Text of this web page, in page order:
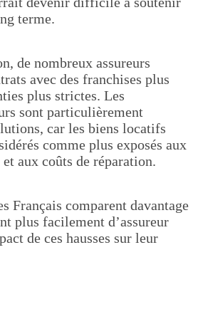
terme.
de nombreux assureurs
avec des franchises plus
plus strictes. Les
sont particulièrement
car les biens locatifs
comme plus exposés aux
aux coûts de réparation.
Français comparent davantage
plus facilement d’assureur
de ces hausses sur leur